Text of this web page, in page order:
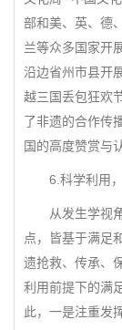
部和美、英、德
兰等众多国家开
沿边省州市县开
越三国丢包狂欢
了非遗的合作传
国的高度赞赏与
6.科学利用，
从发生学视角
点，皆基于满足
遗抢救、传承、
利用前提下的满
此，一是注重发